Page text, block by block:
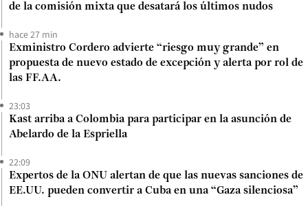
de la comisión mixta que desatará los últimos nudos
hace 27 min
Exministro Cordero advierte “riesgo muy grande” en
propuesta de nuevo estado de excepción y alerta por rol de
las FF.AA.
23:03
Kast arriba a Colombia para participar en la asunción de
Abelardo de la Espriella
22:09
Expertos de la ONU alertan de que las nuevas sanciones de
EE.UU. pueden convertir a Cuba en una “Gaza silenciosa”